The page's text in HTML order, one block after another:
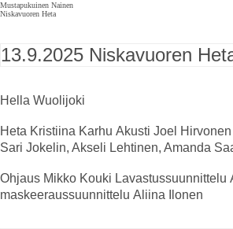
Mustapukuinen Nainen
Niskavuoren Heta
13.9.2025 Niskavuoren
Hella Wuolijoki
Heta Kristiina Karhu Akusti Joel Hirvonen
Sari Jokelin, Akseli Lehtinen, Amanda
Ohjaus Mikko Kouki Lavastussuunnittelu
maskeeraussuunnittelu Aliina Ilonen